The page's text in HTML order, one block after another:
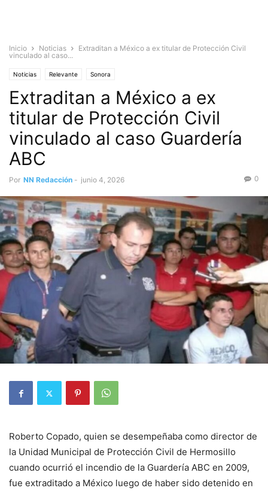
Inicio Noticias
Extraditan a México a ex titular de Protección Civil
vinculado al caso...
Noticias Relevante Sonora
Extraditan a México a ex
titular de Protección Civil
vinculado al caso Guardería
ABC
Por NN Redacción - junio 4, 2026 0
Roberto Copado, quien se desempeñaba como director de
la Unidad Municipal de Protección Civil de Hermosillo
cuando ocurrió el incendio de la Guardería ABC en 2009,
fue extraditado a México luego de haber sido detenido en